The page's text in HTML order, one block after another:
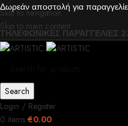
Skip to navigation
Skip to main content
Δωρεάν αποστολή για
ΤΗΛΕΦΩΝΙΚΕΣ ΠΑΡΑΓΓΕΛΙΕΣ
Search
Login / Register
0 items €0.00